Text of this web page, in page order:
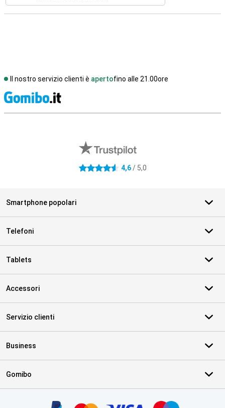
Il nostro servizio clienti è apertofino alle 21.00ore
4.6 stelle 4,6/ 5,0
Smartphone popolari
Telefoni
Tablets
Accessori
Servizio clienti
Business
Gomibo